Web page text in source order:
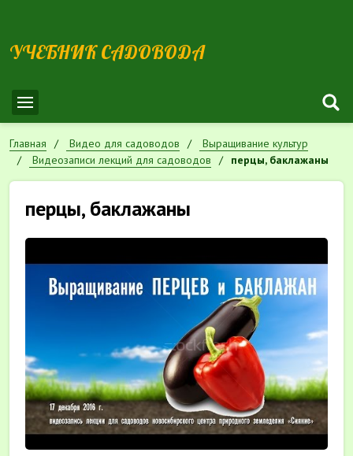
УЧЕБНИК САДОВОДА
Главная Видео для садоводов
Выращивание культур
Видеозаписи лекций для садоводов
перцы, баклажаны
перцы, баклажаны